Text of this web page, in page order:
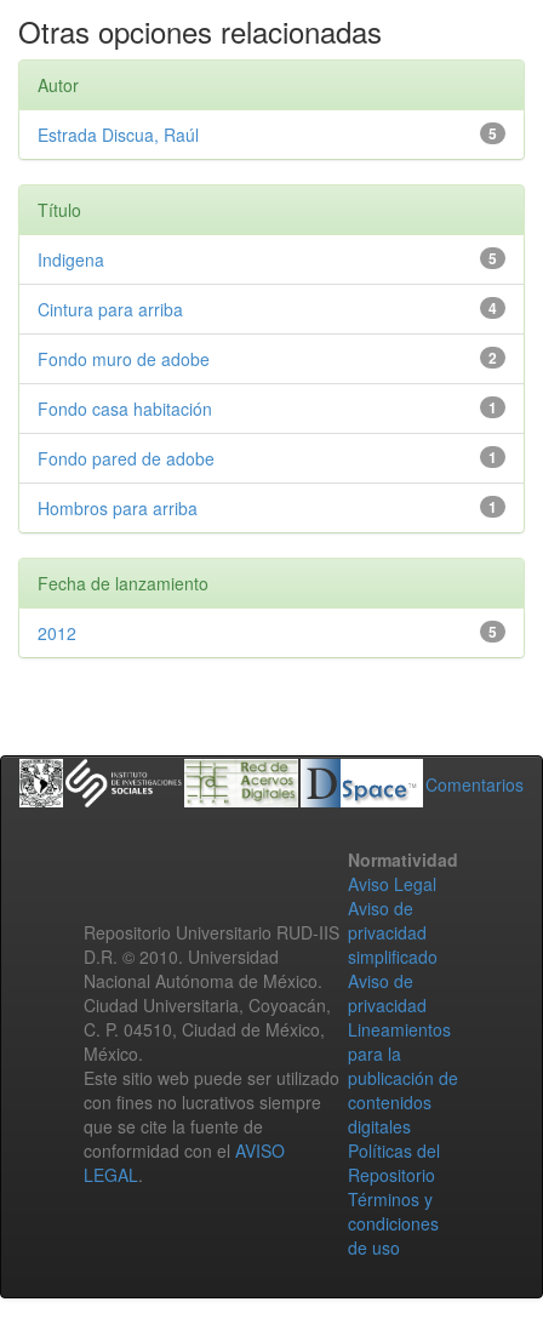
Otras opciones relacionadas
Autor
5
Estrada Discua, Raúl
Título
5
Indigena
4
Cintura para arriba
2
Fondo muro de adobe
1
Fondo casa habitación
1
Fondo pared de adobe
1
Hombros para arriba
Fecha de lanzamiento
5
2012
Comentarios
Repositorio Universitario RUD-IIS
D.R. © 2010. Universidad
Nacional Autónoma de México.
Ciudad Universitaria, Coyoacán,
C. P. 04510, Ciudad de México,
México.
Este sitio web puede ser utilizado
con fines no lucrativos siempre
que se cite la fuente de
conformidad con el AVISO
LEGAL.
Normatividad
Aviso Legal
Aviso de
privacidad
simplificado
Aviso de
privacidad
Lineamientos
para la
publicación de
contenidos
digitales
Políticas del
Repositorio
Términos y
condiciones
de uso